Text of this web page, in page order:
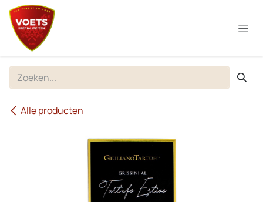
Overslaan naar inhoud
Alle producten